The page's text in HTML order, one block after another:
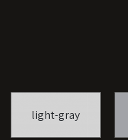
light-gray